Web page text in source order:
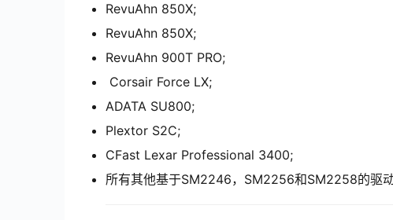
RevuAhn 850X;
RevuAhn 850X;
RevuAhn 900T PRO;
Corsair Force LX;
ADATA SU800;
Plextor S2C;
CFast Lexar Professional 3400;
所有其他基于SM2246，SM2256和SM2258的驱